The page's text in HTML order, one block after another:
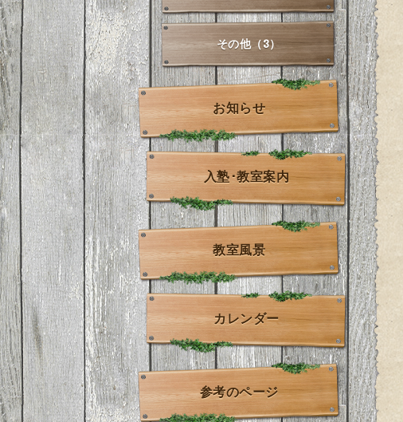
その他（3）
お知らせ
入塾･教室案内
教室風景
カレンダー
参考のページ